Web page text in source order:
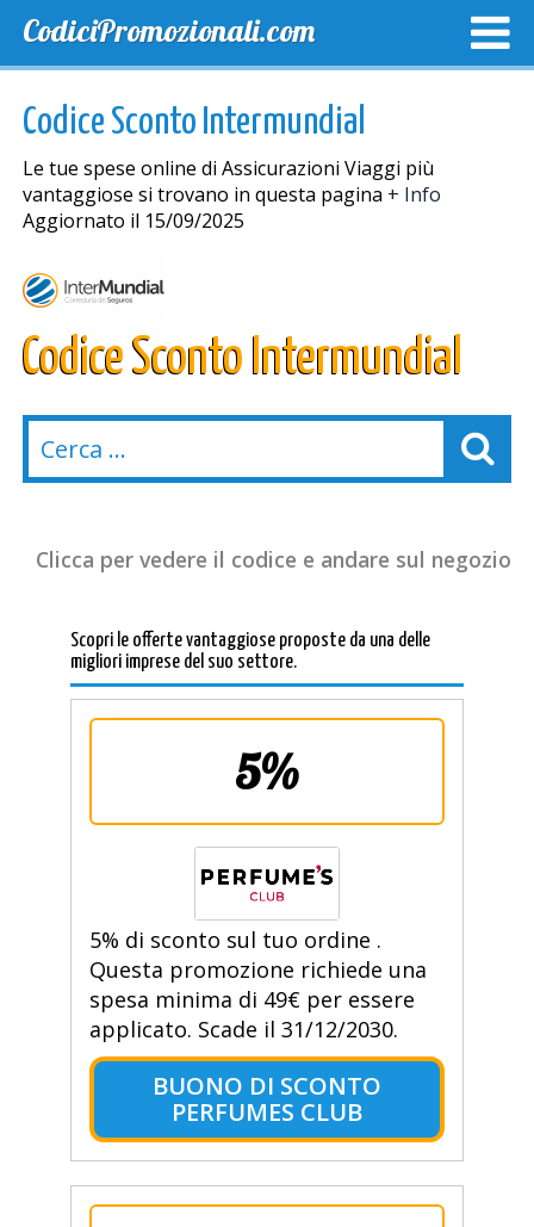
CodiciPromozionali.com
Codice Sconto Intermundial
Le tue spese online di Assicurazioni Viaggi più
vantaggiose si trovano in questa pagina + Info
Aggiornato il 15/09/2025
Codice Sconto Intermundial
Clicca per vedere il codice e andare sul negozio
Scopri le offerte vantaggiose proposte da una delle
migliori imprese del suo settore.
5%
5% di sconto sul tuo ordine .
Questa promozione richiede una
spesa minima di 49€ per essere
applicato. Scade il 31/12/2030.
BUONO DI SCONTO
PERFUMES CLUB